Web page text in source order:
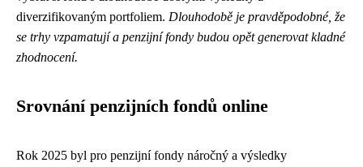
diverzifikovaným portfoliem. Dlouhodobě je pravděpodobné, že
se trhy vzpamatují a penzijní fondy budou opět generovat kladné
zhodnocení.
Srovnání penzijních fondů online
Rok 2025 byl pro penzijní fondy náročný a výsledky